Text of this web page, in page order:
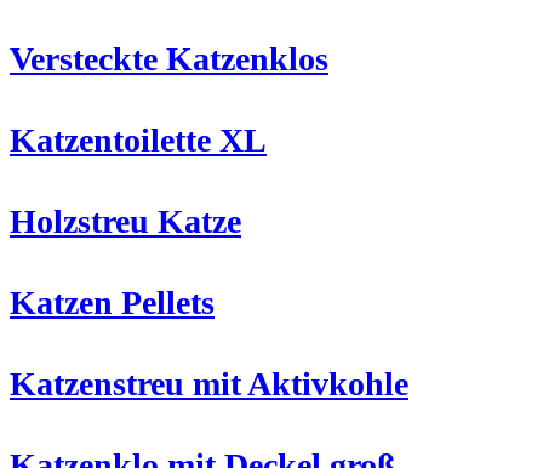
Versteckte Katzenklos
Katzentoilette XL
Holzstreu Katze
Katzen Pellets
Katzenstreu mit Aktivkohle